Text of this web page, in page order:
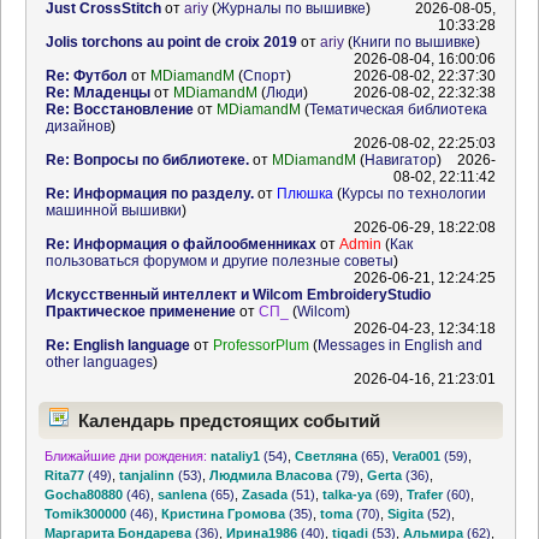
Just CrossStitchот ariy(Журналы по вышивке)
2026-08-05,
10:33:28
Jolis torchons au point de croix 2019от ariy(Книги по вышивке)
2026-08-04, 16:00:06
Re: Футбол от MDiamandM (Спорт)
2026-08-02, 22:37:30
Re: Младенцыот MDiamandM (Люди)
2026-08-02, 22:32:38
Re: Восстановлениеот MDiamandM (Тематическая библиотека
дизайнов)
2026-08-02, 22:25:03
Re: Вопросы по библиотеке.от MDiamandM (Навигатор)
2026-
08-02, 22:11:42
Re: Информация по разделу.от Плюшка (Курсы по технологии
машинной вышивки)
2026-06-29, 18:22:08
Re: Информация о файлообменникахот Admin (Как
пользоваться форумом и другие полезные советы)
2026-06-21, 12:24:25
Искусственный интеллект и Wilcom EmbroideryStudio
Практическое применениеот СП_ (Wilcom)
2026-04-23, 12:34:18
Re: English languageот ProfessorPlum(Messages in English and
other languages)
2026-04-16, 21:23:01
Календарь предстоящих событий
Ближайшие дни рождения: nataliy1 (54) ,Светляна (65) ,Vera001 (59)
Rita77 (49) ,tanjalinn (53) ,Людмила Власова (79) ,Gerta (36)
Gocha80880 (46) ,sanlena (65) ,Zasada (51) ,talka-ya (69) ,Trafer(60)
Tomik300000 (46) ,Кристина Громова (35) ,toma (70) ,Sigita (52)
Маргарита Бондарева (36) ,Ирина1986 (40) ,tigadi (53) ,Альмира (62)